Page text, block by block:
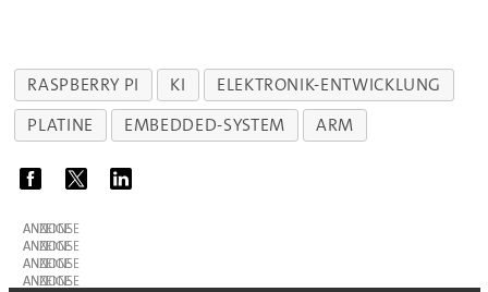
RASPBERRY PI KI
ELEKTRONIK-ENTWICKLUNG
PLATINE
EMBEDDED-SYSTEM ARM
ANZEIGE
ANZEIGE
ANZEIGE
ANZEIGE